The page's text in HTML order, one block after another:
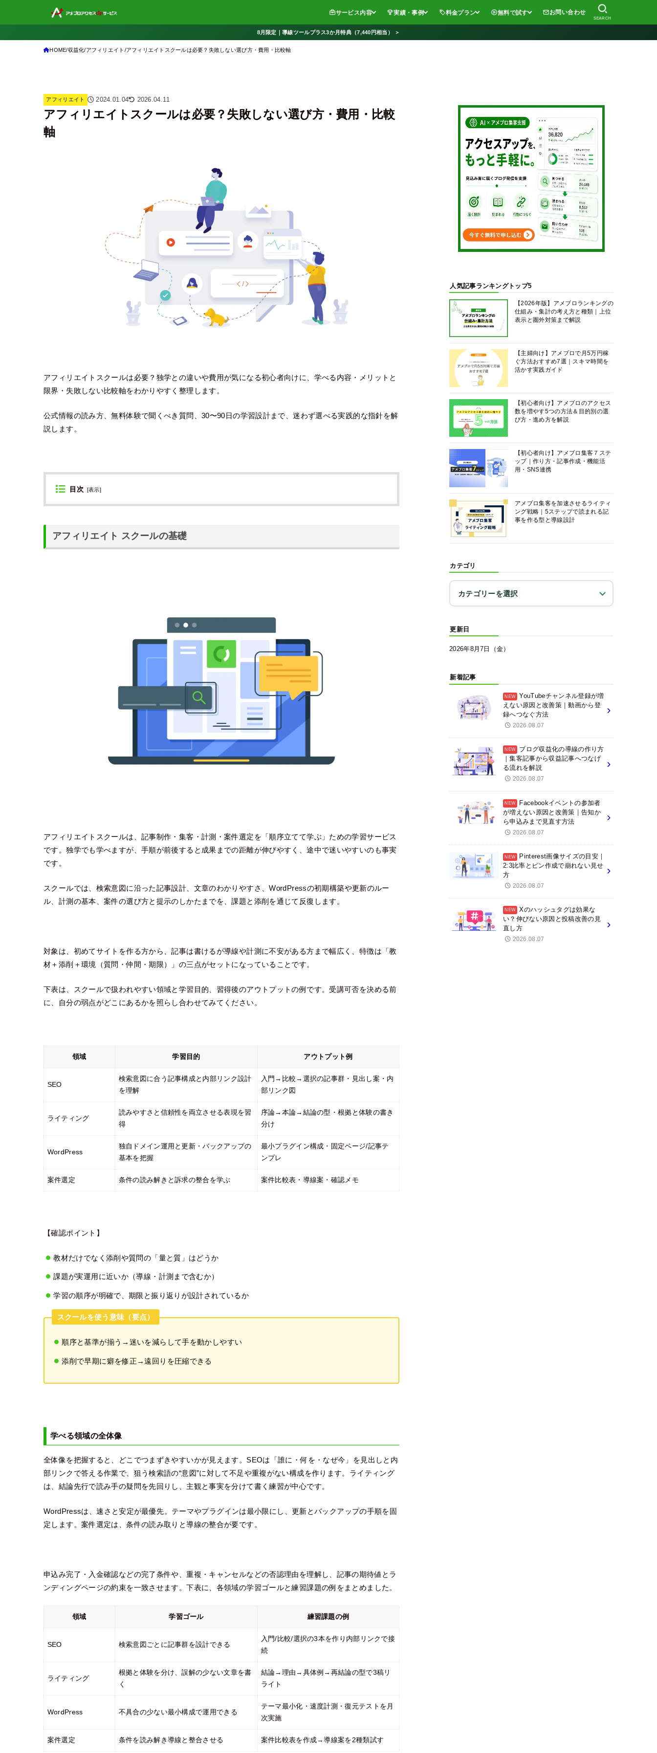
サービス内容 実績・事例 料金プラン 無料で試す お問い合わせ
SEARCH
8月限定｜導線ツールプラス3か月特典（7,440円相当） ＞
HOME 収益化 アフィリエイト アフィリエイトスクールは必要？失敗しない選び方・費用・比較軸
アフィリエイト 2024.01.04 2026.04.11
アフィリエイトスクールは必要？失敗しない選び方・費用・比較
軸
アフィリエイトスクールは必要？独学との違いや費用が気になる初心者向けに、学べる内容・メリットと
限界・失敗しない比較軸をわかりやすく整理します。
公式情報の読み方、無料体験で聞くべき質問、30〜90日の学習設計まで、迷わず選べる実践的な指針を解
説します。
目次 [表示]
アフィリエイト スクールの基礎
アフィリエイトスクールは、記事制作・集客・計測・案件選定を「順序立てて学ぶ」ための学習サービス
です。独学でも学べますが、手順が前後すると成果までの距離が伸びやすく、途中で迷いやすいのも事実
です。
スクールでは、検索意図に沿った記事設計、文章のわかりやすさ、WordPressの初期構築や更新のルー
ル、計測の基本、案件の選び方と提示のしかたまでを、課題と添削を通じて反復します。
対象は、初めてサイトを作る方から、記事は書けるが導線や計測に不安がある方まで幅広く、特徴は「教
材＋添削＋環境（質問・仲間・期限）」の三点がセットになっていることです。
下表は、スクールで扱われやすい領域と学習目的、習得後のアウトプットの例です。受講可否を決める前
に、自分の弱点がどこにあるかを照らし合わせてみてください。
領域 学習目的 アウトプット例
SEO
検索意図に合う記事構成と内部リンク設計
を理解
入門→比較→選択の記事群・見出し案・内
部リンク図
ライティング
読みやすさと信頼性を両立させる表現を習
得
序論→本論→結論の型・根拠と体験の書き
分け
WordPress
独自ドメイン運用と更新・バックアップの
基本を把握
最小プラグイン構成・固定ページ/記事テ
ンプレ
案件選定 条件の読み解きと訴求の整合を学ぶ 案件比較表・導線案・確認メモ
【確認ポイント】
教材だけでなく添削や質問の「量と質」はどうか
課題が実運用に近いか（導線・計測まで含むか）
学習の順序が明確で、期限と振り返りが設計されているか
スクールを使う意味（要点）
順序と基準が揃う→迷いを減らして手を動かしやすい
添削で早期に癖を修正→遠回りを圧縮できる
学べる領域の全体像
全体像を把握すると、どこでつまずきやすいかが見えます。SEOは「誰に・何を・なぜ今」を見出しと内
部リンクで答える作業で、狙う検索語の“意図”に対して不足や重複がない構成を作ります。ライティング
は、結論先行で読み手の疑問を先回りし、主観と事実を分けて書く練習が中心です。
WordPressは、速さと安定が最優先。テーマやプラグインは最小限にし、更新とバックアップの手順を固
定します。案件選定は、条件の読み取りと導線の整合が要です。
申込み完了・入金確認などの完了条件や、重複・キャンセルなどの否認理由を理解し、記事の期待値とラ
ンディングページの約束を一致させます。下表に、各領域の学習ゴールと練習課題の例をまとめました。
領域 学習ゴール 練習課題の例
SEO 検索意図ごとに記事群を設計できる
入門/比較/選択の3本を作り内部リンクで接
続
ライティング
根拠と体験を分け、誤解の少ない文章を書
く
結論→理由→具体例→再結論の型で3稿リ
ライト
WordPress 不具合の少ない最小構成で運用できる
テーマ最小化・速度計測・復元テストを月
次実施
案件選定 条件を読み解き導線と整合させる 案件比較表を作成→導線案を2種類試す
人気記事ランキングトップ5
【2026年版】アメブロランキングの
仕組み・集計の考え方と種類｜上位
表示と圏外対策まで解説
【主婦向け】アメブロで月5万円稼
ぐ方法おすすめ7選｜スキマ時間を
活かす実践ガイド
【初心者向け】アメブロのアクセス
数を増やす5つの方法＆目的別の選
び方・進め方を解説
【初心者向け】アメブロ集客７ステ
ップ｜作り方・記事作成・機能活
用・SNS連携
アメブロ集客を加速させるライティ
ング戦略｜5ステップで読まれる記
事を作る型と導線設計
カテゴリ
更新日
2026年8月7日（金）
新着記事
YouTubeチャンネル登録が増
えない原因と改善策｜動画から登
録へつなぐ方法
2026.08.07
ブログ収益化の導線の作り方
｜集客記事から収益記事へつなげ
る流れを解説
2026.08.07
Facebookイベントの参加者
が増えない原因と改善策｜告知か
ら申込みまで見直す方法
2026.08.07
Pinterest画像サイズの目安｜
2:3比率とピン作成で崩れない見せ
方
2026.08.07
Xのハッシュタグは効果な
い？伸びない原因と投稿改善の見
直し方
2026.08.07